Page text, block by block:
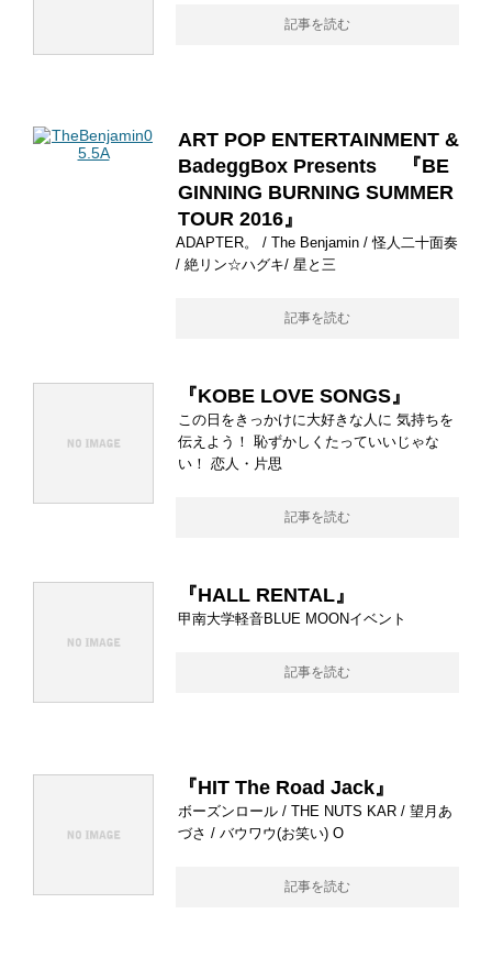
記事を読む
ART POP ENTERTAINMENT &
BadeggBox Presents 『BE
GINNING BURNING SUMMER
TOUR 2016』
ADAPTER。 / The Benjamin / 怪人二十面奏
/ 絶リン☆ハグキ/ 星と三
記事を読む
『KOBE LOVE SONGS』
この日をきっかけに大好きな人に 気持ちを
伝えよう！ 恥ずかしくたっていいじゃな
い！ 恋人・片思
記事を読む
『HALL RENTAL』
甲南大学軽音BLUE MOONイベント
記事を読む
『HIT The Road Jack』
ボーズンロール / THE NUTS KAR / 望月あ
づさ / バウワウ(お笑い) O
記事を読む